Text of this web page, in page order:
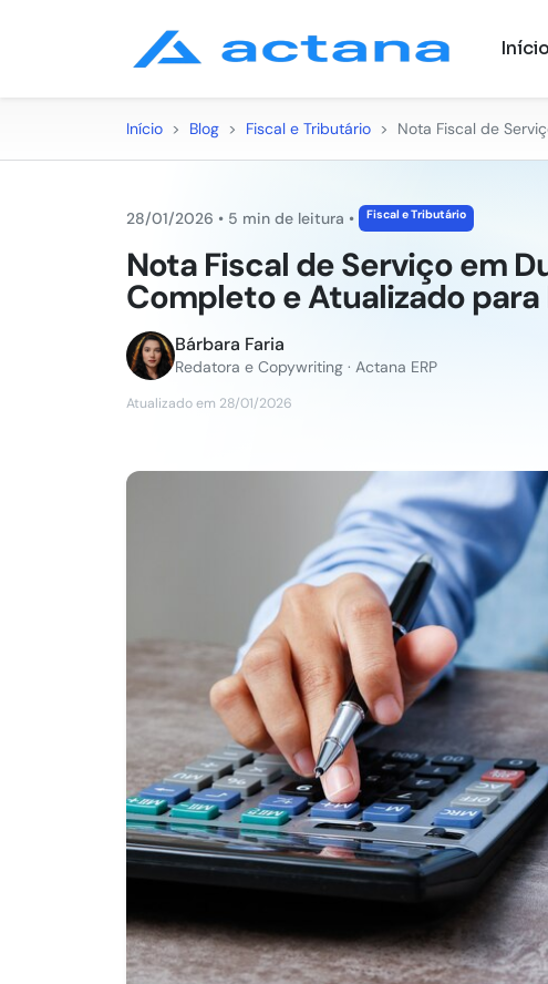
Início
Início > Blog > Fiscal e Tributário > Nota Fiscal de
28/01/2026 • 5 min de leitura • Fiscal e Tributário
Nota Fiscal de Serviço em
Completo e Atualizado
Bárbara Faria
Redatora e Copywriting · Actana ERP
Atualizado em 28/01/2026